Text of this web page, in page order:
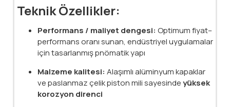
Teknik Özellikler:
Performans / maliyet dengesi: Optimum fiyat–
performans oranı sunan, endüstriyel uygulamalar
için tasarlanmış pnömatik yapı
Malzeme kalitesi: Alaşımlı alüminyum kapaklar
ve paslanmaz çelik piston mili sayesindeyüksek
korozyon direnci